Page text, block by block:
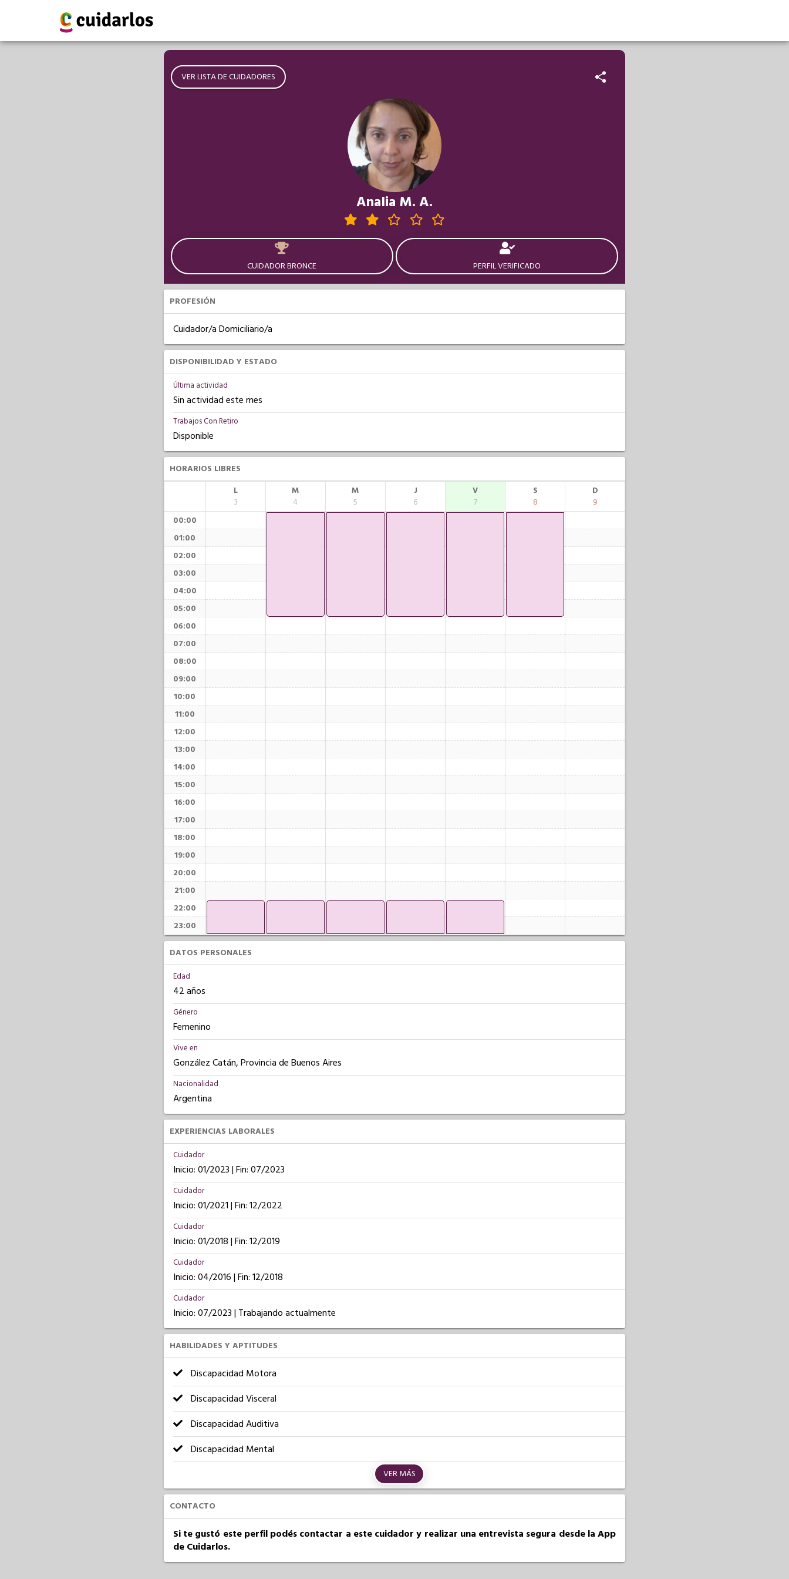
VER LISTA DE CUIDADORES
Analia M. A.
CUIDADOR BRONCE PERFIL VERIFICADO
PROFESIÓN
Cuidador/a Domiciliario/a
DISPONIBILIDAD Y ESTADO
Última actividad
Sin actividad este mes
Trabajos Con Retiro
Disponible
HORARIOS LIBRES
L
3
M
4
M
5
J
6
V
7
S
8
D
9
00:00
01:00
02:00
03:00
04:00
05:00
06:00
07:00
08:00
09:00
10:00
11:00
12:00
13:00
14:00
15:00
16:00
17:00
18:00
19:00
20:00
21:00
22:00
23:00
DATOS PERSONALES
Edad
42 años
Género
Femenino
Vive en
González Catán, Provincia de Buenos Aires
Nacionalidad
Argentina
EXPERIENCIAS LABORALES
Cuidador
Inicio: 01/2023 | Fin: 07/2023
Cuidador
Inicio: 01/2021 | Fin: 12/2022
Cuidador
Inicio: 01/2018 | Fin: 12/2019
Cuidador
Inicio: 04/2016 | Fin: 12/2018
Cuidador
Inicio: 07/2023 | Trabajando actualmente
HABILIDADES Y APTITUDES
Discapacidad Motora
Discapacidad Visceral
Discapacidad Auditiva
Discapacidad Mental
VER MÁS
CONTACTO
Si te gustó este perfil podés contactar a este cuidador y realizar una entrevista segura desde la App
de Cuidarlos.